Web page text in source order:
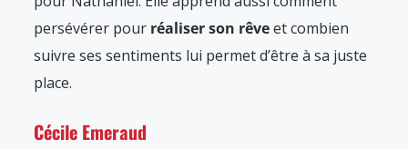
persévérer pour réaliser son rêveet combien
suivre ses sentiments lui permet d’être à sa juste
place.
Cécile Emeraud